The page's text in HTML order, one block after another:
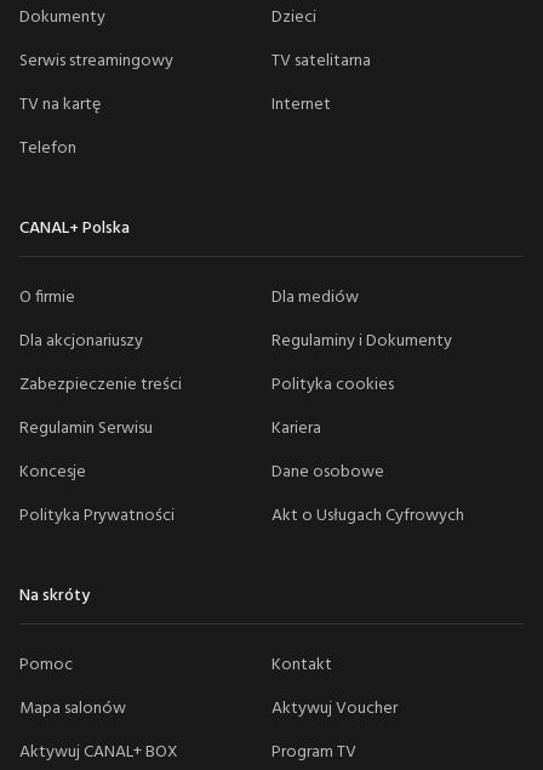
Dokumenty
Dzieci
Serwis streamingowy
TV satelitarna
TV na kartę
Internet
Telefon
CANAL+ Polska
O firmie
Dla mediów
Dla akcjonariuszy
Regulaminy i Dokumenty
Zabezpieczenie treści
Polityka cookies
Regulamin Serwisu
Kariera
Koncesje
Dane osobowe
Polityka Prywatności
Akt o Usługach Cyfrowych
Na skróty
Pomoc
Kontakt
Mapa salonów
Aktywuj Voucher
Aktywuj CANAL+ BOX
Program TV